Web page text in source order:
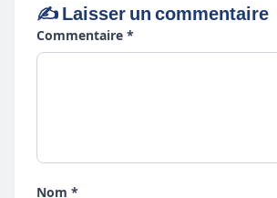
✍️ Laisser un commentaire
Commentaire *
Nom *